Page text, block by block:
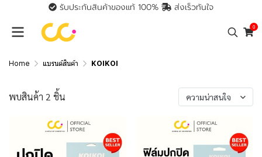
รับประกันสินค้าของแท้ 100% ส่งเร็วทันใจ
0
Home แบรนด์สินค้า KOIKOI
พบสินค้า 2 ชิ้น ความน่าสนใจ